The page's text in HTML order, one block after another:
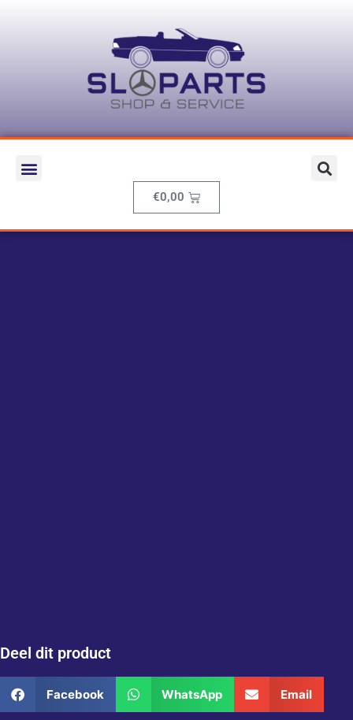
€0,00
Deel dit product
Facebook WhatsApp Email